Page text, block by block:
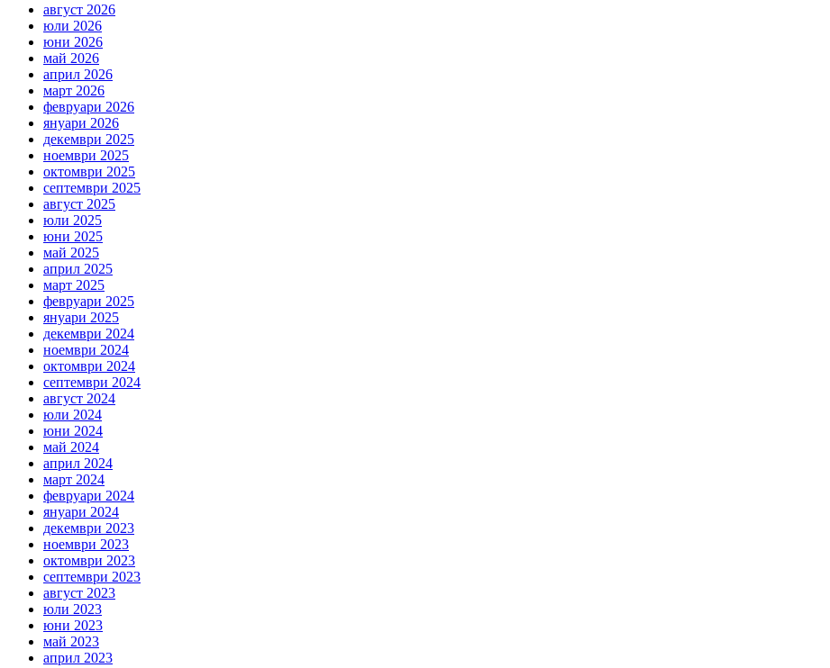
август 2026
юли 2026
юни 2026
май 2026
април 2026
март 2026
февруари 2026
януари 2026
декември 2025
ноември 2025
октомври 2025
септември 2025
август 2025
юли 2025
юни 2025
май 2025
април 2025
март 2025
февруари 2025
януари 2025
декември 2024
ноември 2024
октомври 2024
септември 2024
август 2024
юли 2024
юни 2024
май 2024
април 2024
март 2024
февруари 2024
януари 2024
декември 2023
ноември 2023
октомври 2023
септември 2023
август 2023
юли 2023
юни 2023
май 2023
април 2023